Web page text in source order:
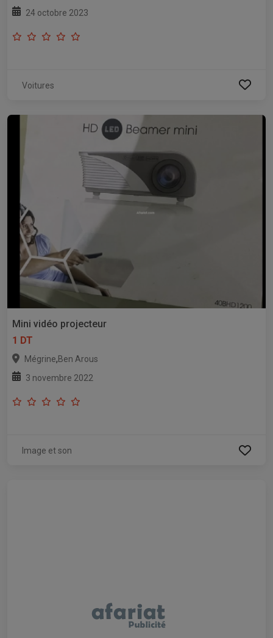
24 octobre 2023
Voitures
Mini vidéo projecteur
1 DT
Mégrine,Ben Arous
3 novembre 2022
Image et son